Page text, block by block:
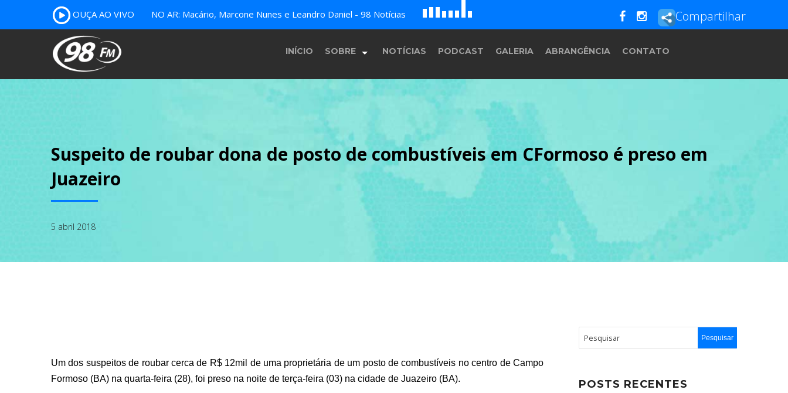
OUÇA AO VIVO NO AR: Macário, Marcone Nunes e Leandro Daniel - 98 Notícias A B c DE F
GH Compartilhar
INÍCIO SOBRE
História
Equipe
Programação
NOTÍCIAS PODCAST GALERIA ABRANGÊNCIA CONTATO
Suspeito de roubar dona de posto de combustíveis em CFormoso é preso em
Juazeiro
5 abril 2018
Um dos suspeitos de roubar cerca de R$ 12mil de uma proprietária de um posto de combustíveis no centro de Campo
Formoso (BA) na quarta-feira (28), foi preso na noite de terça-feira (03) na cidade de Juazeiro (BA).
POSTS RECENTES